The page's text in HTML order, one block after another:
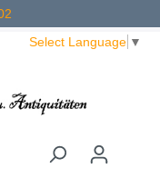
Select Language ▼